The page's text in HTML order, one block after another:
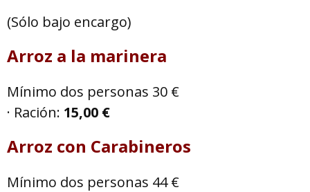
(Sólo bajo encargo)
Arroz a la marinera
Mínimo dos personas 30 €
· Ración: 15,00 €
Arroz con Carabineros
Mínimo dos personas 44 €